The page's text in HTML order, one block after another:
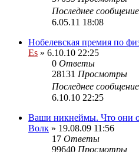
Последнее сообщение
6.05.11 18:08
Нобелевская премия по
Es » 6.10.10 22:25
0 Ответы
28131 Просмотры
Последнее сообщение
6.10.10 22:25
Ваши никнеймы. Что они
Волк » 19.08.09 11:56
17 Ответы
99640 Просмотры